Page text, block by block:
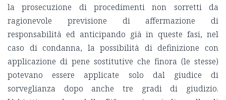
la prosecuzione di procedimenti non sorretti da
ragionevole previsione di affermazione di
responsabilità ed anticipando già in queste fasi, nel
caso di condanna, la possibilità di definizione con
applicazione di pene sostitutive che finora (le stesse)
potevano essere applicate solo dal giudice di
sorveglianza dopo anche tre gradi di giudizio.